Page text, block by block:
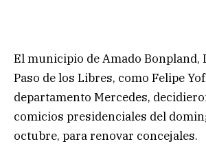
El municipio de Amado Bonpland,
Paso de los Libres, como Felipe
departamento Mercedes,
comicios presidenciales del
octubre, para renovar concejales.